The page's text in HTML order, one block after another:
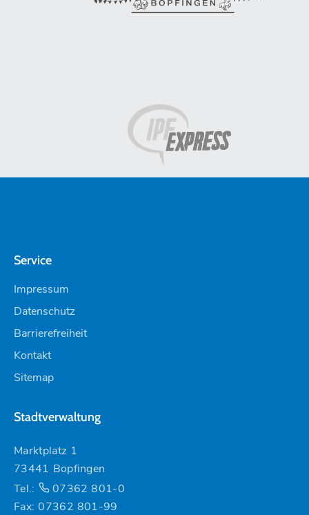
Service
Impressum
Datenschutz
Barrierefreiheit
Kontakt
Sitemap
Stadtverwaltung
Marktplatz 1
73441 Bopfingen
Tel.:
07362 801-0
Fax: 07362 801-99